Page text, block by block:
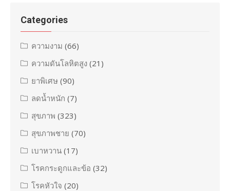
Categories
ความงาม (66)
ความดันโลหิตสูง (21)
ยาพิเศษ (90)
ลดน้ำหนัก (7)
สุขภาพ (323)
สุขภาพชาย (70)
เบาหวาน (17)
โรคกระดูกและข้อ (32)
โรคหัวใจ (20)